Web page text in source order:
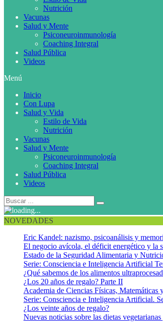
Nutrición
Vacunas
Salud y Mente
Psiconeuroinmunología
Coaching Integral
Salud Pública
Videos
Menú
Inicio
Con Lupa
Salud y Vida
Estilo de Vida
Nutrición
Vacunas
Salud y Mente
Psiconeuroinmunología
Coaching Integral
Salud Pública
Videos
NOVEDADES
Eric Kandel: nazismo, psicoanálisis y
El negocio avícola, el déficit energético y la
Estado de la Seguridad Alimentaria y
Serie: Consciencia e Inteligencia Artificial
¿Qué sabemos de los alimentos
¿Los 20 años de regalo? Parte II
Academia de Ciencias Físicas,
Serie: Consciencia e Inteligencia Artificial.
¿Los veinte años de regalo?
Nuevas noticias sobre las dietas